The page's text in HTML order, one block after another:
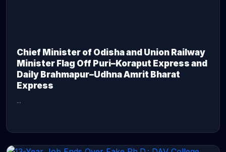
Chief Minister of Odisha and Union Railway
Minister Flag Off Puri–Koraput Express and
Daily Brahmapur–Udhna Amrit Bharat
Express
...